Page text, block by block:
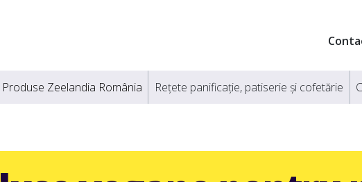
Produse Zeelandia România Rețete panificație, patiserie și cofetărie